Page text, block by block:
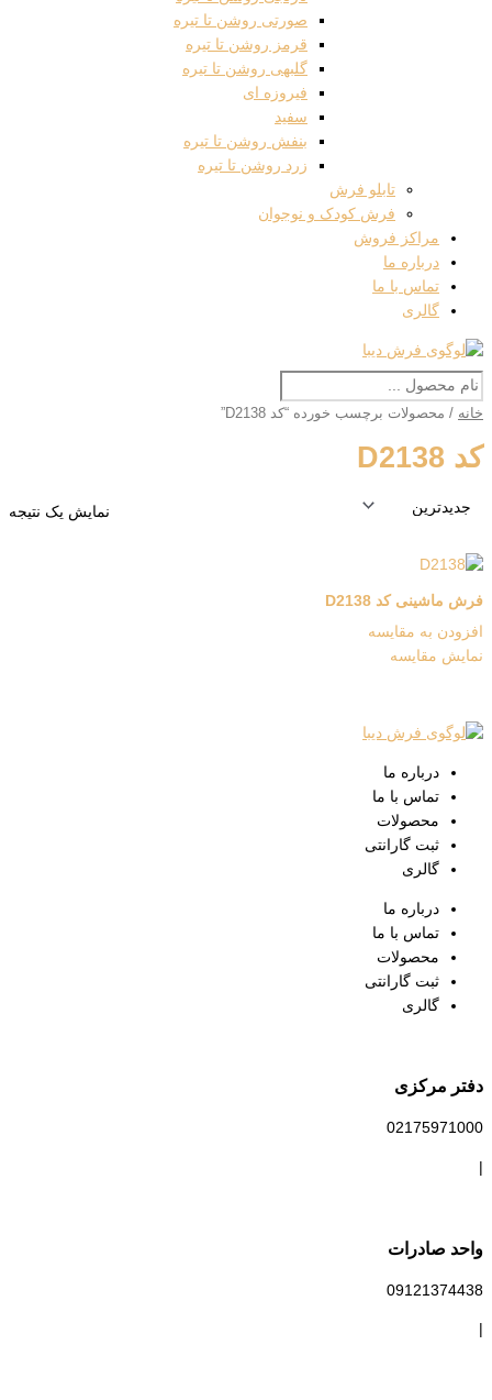
صورتی روشن تا تیره
قرمز روشن تا تیره
گلبهی روشن تا تیره
فیروزه ای
سفید
بنفش روشن تا تیره
زرد روشن تا تیره
تابلو فرش
فرش کودک و نوجوان
مراکز فروش
درباره ما
تماس با ما
گالری
خانه / محصولات برچسب خورده “کد D2138”
کد D2138
نمایش یک نتیجه
فرش ماشینی کد D2138
افزودن به مقایسه
نمایش مقایسه
درباره ما
تماس با ما
محصولات
ثبت گارانتی
گالری
درباره ما
تماس با ما
محصولات
ثبت گارانتی
گالری
دفتر مرکزی
02175971000
واحد صادرات
09121374438​